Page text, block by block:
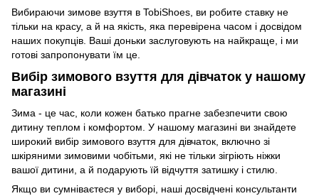
Вибираючи зимове взуття в TobiShoes, ви робите ставку не
тільки на красу, а й на якість, яка перевірена часом і досвідом
наших покупців. Ваші доньки заслуговують на найкраще, і ми
готові запропонувати їм це.
Вибір зимового взуття для дівчаток у нашому
магазині
Зима - це час, коли кожен батько прагне забезпечити свою
дитину теплом і комфортом. У нашому магазині ви знайдете
широкий вибір зимового взуття для дівчаток, включно зі
шкіряними зимовими чобітьми, які не тільки зігріють ніжки
вашої дитини, а й подарують їй відчуття затишку і стилю.
Якщо ви сумніваєтеся у виборі, наші досвідчені консультанти